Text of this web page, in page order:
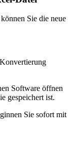
Sie die neue
Software öffnen
gespeichert ist.
Sie sofort mit